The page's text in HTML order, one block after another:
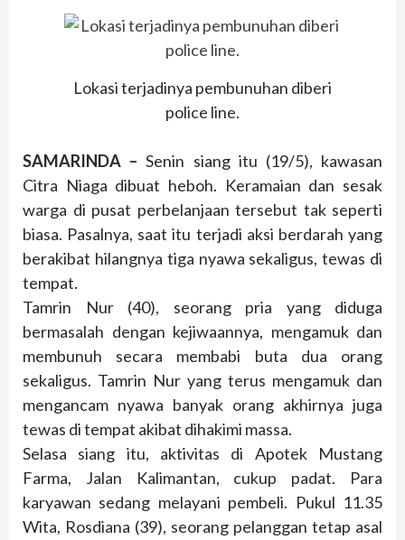
Lokasi terjadinya pembunuhan diberi
police line.
SAMARINDA –Senin siang itu (19/5), kawasan
Citra Niaga dibuat heboh. Keramaian dan sesak
warga di pusat perbelanjaan tersebut tak seperti
biasa. Pasalnya, saat itu terjadi aksi berdarah yang
berakibat hilangnya tiga nyawa sekaligus, tewas di
tempat.
Tamrin Nur (40), seorang pria yang diduga
bermasalah dengan kejiwaannya, mengamuk dan
membunuh secara membabi buta dua orang
sekaligus. Tamrin Nur yang terus mengamuk dan
mengancam nyawa banyak orang akhirnya juga
tewas di tempat akibat dihakimi massa.
Selasa siang itu, aktivitas di Apotek Mustang
Farma, Jalan Kalimantan, cukup padat. Para
karyawan sedang melayani pembeli. Pukul 11.35
Wita, Rosdiana (39), seorang pelanggan tetap asal